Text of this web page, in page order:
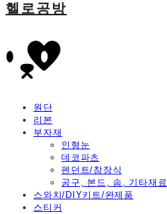
헬로공방
원단
리본
부자재
인형눈
데코파츠
펜던트/참장식
공구, 본드, 솜, 기타재료
스와치/DIY키트/완제품
스티커